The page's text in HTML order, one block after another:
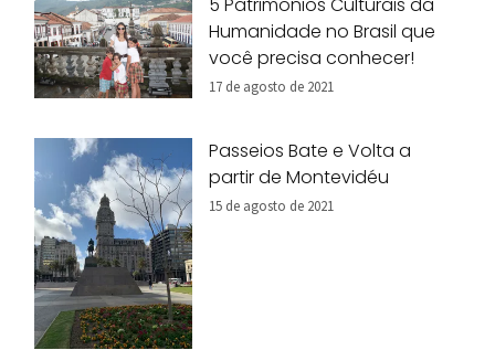
5 Patrimônios Culturais da
Humanidade no Brasil que
você precisa conhecer!
17 de agosto de 2021
Passeios Bate e Volta a
partir de Montevidéu
15 de agosto de 2021